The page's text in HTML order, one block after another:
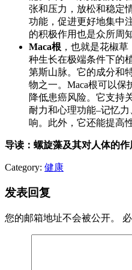
张和压力，放松和稳定
功能，促进更好地集中
的积极作用也是众所周
Maca根 ，也就是花椒
种生长在极端条件下的
第斯山脉。它的成分和
物之一。Maca根可以保
降低患癌风险。它支持
耐力和心理功能–记忆
响。此外，它还能提高
导读：螺旋藻及其对人体的作
Category: 健康
发表回复
您的邮箱地址不会被公开。